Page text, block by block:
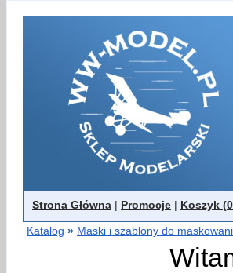
Strona Główna | Promocje | Koszyk (0
Katalog » Maski i szablony do